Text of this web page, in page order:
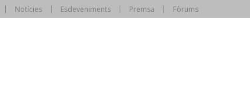
Notícies Esdeveniments Premsa Fòrums